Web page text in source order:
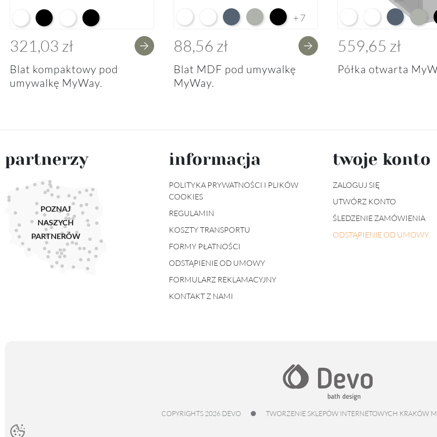
Alpine White K02
Black K16Alpine White Struktura K37
K14 Soft Black
321,03 zł
Blat kompaktowy pod
umywalkę MyWay.
Arctic White HG F01
Premium White Supermatt F83
Perfect Touch Parisian Blue F103
Perfect Touch Stahlgrau F105
Czarny Mat Orchidea Nera F56
+7
88,56 zł
Blat MDF pod umywalkę
MyWay.
Arctic White L04Premium White
Perfect Touch
559,65 zł
Półka otwarta
partnerzy
POZNAJ
NASZYCH
PARTNERÓW
informacja
POLITYKA PRYWATNOŚCI I PLIKÓW
COOKIES
REGULAMIN
KOSZTY TRANSPORTU
FORMY PŁATNOŚCI
ODSTĄPIENIE OD UMOWY
FORMULARZ REKLAMACYJNY
KONTAKT Z NAMI
twoje konto
ZALOGUJ SIĘ
UTWÓRZ KONTO
ŚLEDZENIE ZAMÓWIENIA
ODSTĄPIENIE OD UMOWY
COPYRIGHTS 2026 DEVO ● TWORZENIE SKLEPÓW INTERNETOWYCH KRAKÓW